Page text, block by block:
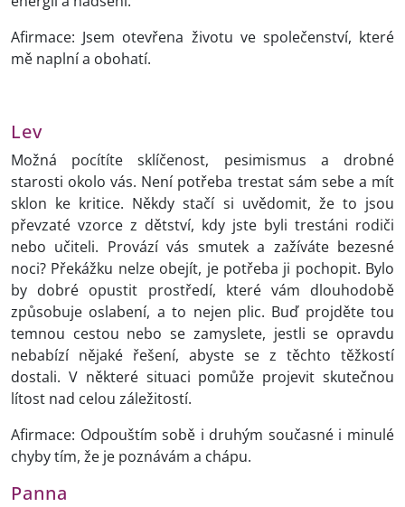
Afirmace: Jsem otevřena životu ve společenství, které
mě naplní a obohatí.
Lev
Možná pocítíte sklíčenost, pesimismus a drobné
starosti okolo vás. Není potřeba trestat sám sebe a mít
sklon ke kritice. Někdy stačí si uvědomit, že to jsou
převzaté vzorce z dětství, kdy jste byli trestáni rodiči
nebo učiteli. Provází vás smutek a zažíváte bezesné
noci? Překážku nelze obejít, je potřeba ji pochopit. Bylo
by dobré opustit prostředí, které vám dlouhodobě
způsobuje oslabení, a to nejen plic. Buď projděte tou
temnou cestou nebo se zamyslete, jestli se opravdu
nebabízí nějaké řešení, abyste se z těchto těžkostí
dostali. V některé situaci pomůže projevit skutečnou
lítost nad celou záležitostí.
Afirmace: Odpouštím sobě i druhým současné i minulé
chyby tím, že je poznávám a chápu.
Panna